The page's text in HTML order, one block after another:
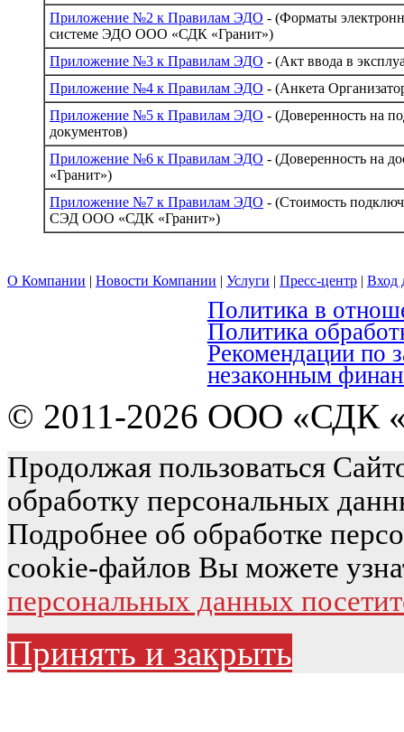
Приложение №2 к Правилам ЭДО - (Форматы
системе ЭДО ООО «СДК «Гранит»)
Приложение №3 к Правилам ЭДО - (Акт ввода в
Приложение №4 к Правилам ЭДО - (Анкета
Приложение №5 к Правилам ЭДО - (Доверенность на
документов)
Приложение №6 к Правилам ЭДО - (Доверенность на
«Гранит»)
Приложение №7 к Правилам ЭДО - (Стоимость
СЭД ООО «СДК «Гранит»)
О Компании | Новости Компании | Услуги | Пресс-центр | Вход
Политика в
Политика
Рекомендации по
незаконным
© 2011-2026 ООО «СДК
Продолжая пользоваться
обработку персональных
Подробнее об обработке
cookie-файлов Вы можете
персональных данных
Принять и закрыть